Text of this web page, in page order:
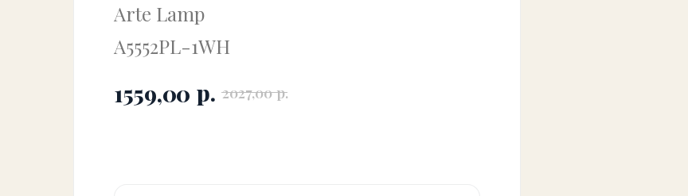
Arte Lamp
A5552PL-1WH
1559,00 р. 2027,00 р.